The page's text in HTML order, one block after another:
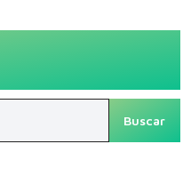
Buscar